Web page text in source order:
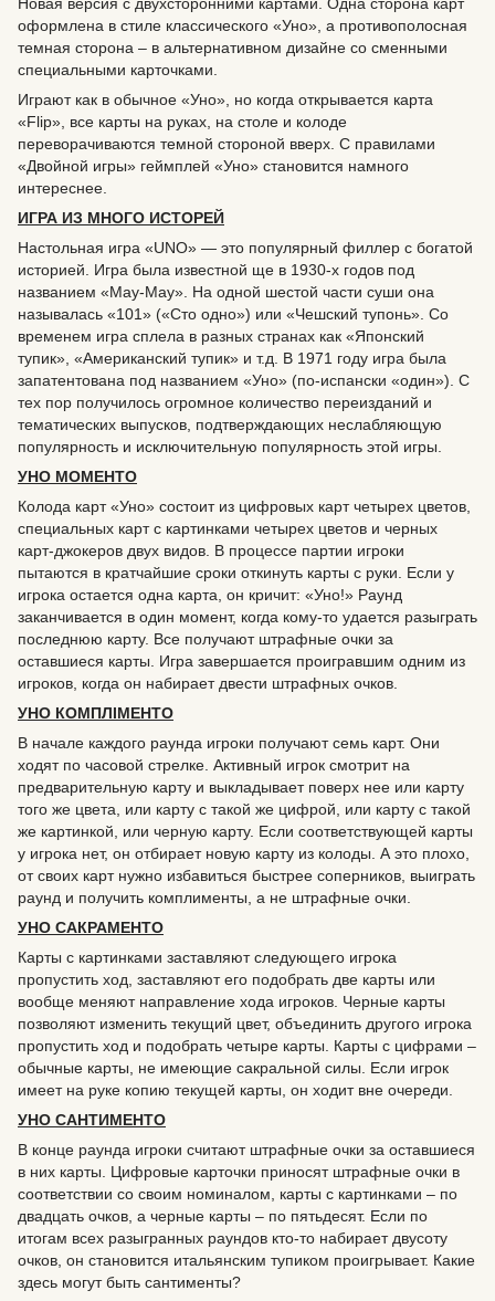
оформлена в стиле классического «Уно», а противополосная
темная сторона – в альтернативном дизайне со сменными
специальными карточками.
Играют как в обычное «Уно», но когда открывается карта
«Flip», все карты на руках, на столе и колоде
переворачиваются темной стороной вверх. С правилами
«Двойной игры» геймплей «Уно» становится намного
интереснее.
ИГРА ИЗ МНОГО ИСТОРЕЙ
Настольная игра «UNO» — это популярный филлер с богатой
историей. Игра была известной ще в 1930-х годов под
названием «Мау-Мау». На одной шестой части суши она
называлась «101» («Сто одно») или «Чешский тупонь». Со
временем игра сплела в разных странах как «Японский
тупик», «Американский тупик» и т.д. В 1971 году игра была
запатентована под названием «Уно» (по-испански «один»). С
тех пор получилось огромное количество переизданий и
тематических выпусков, подтверждающих неслабляющую
популярность и исключительную популярность этой игры.
УНО МОМЕНТО
Колода карт «Уно» состоит из цифровых карт четырех цветов,
специальных карт с картинками четырех цветов и черных
карт-джокеров двух видов. В процессе партии игроки
пытаются в кратчайшие сроки откинуть карты с руки. Если у
игрока остается одна карта, он кричит: «Уно!» Раунд
заканчивается в один момент, когда кому-то удается разыграть
последнюю карту. Все получают штрафные очки за
оставшиеся карты. Игра завершается проигравшим одним из
игроков, когда он набирает двести штрафных очков.
УНО КОМПЛІМЕНТО
В начале каждого раунда игроки получают семь карт. Они
ходят по часовой стрелке. Активный игрок смотрит на
предварительную карту и выкладывает поверх нее или карту
того же цвета, или карту с такой же цифрой, или карту с такой
же картинкой, или черную карту. Если соответствующей карты
у игрока нет, он отбирает новую карту из колоды. А это плохо,
от своих карт нужно избавиться быстрее соперников, выиграть
раунд и получить комплименты, а не штрафные очки.
УНО САКРАМЕНТО
Карты с картинками заставляют следующего игрока
пропустить ход, заставляют его подобрать две карты или
вообще меняют направление хода игроков. Черные карты
позволяют изменить текущий цвет, объединить другого игрока
пропустить ход и подобрать четыре карты. Карты с цифрами –
обычные карты, не имеющие сакральной силы. Если игрок
имеет на руке копию текущей карты, он ходит вне очереди.
УНО САНТИМЕНТО
В конце раунда игроки считают штрафные очки за оставшиеся
в них карты. Цифровые карточки приносят штрафные очки в
соответствии со своим номиналом, карты с картинками – по
двадцать очков, а черные карты – по пятьдесят. Если по
итогам всех разыгранных раундов кто-то набирает двусоту
очков, он становится итальянским тупиком проигрывает. Какие
здесь могут быть сантименты?